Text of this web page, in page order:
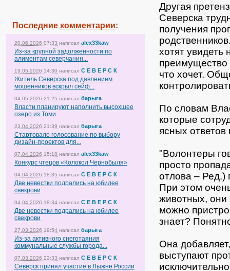
Последние комментарии:
20.06.2026 07:33 написал alex33kaw
Из-за крупной задолженности по
алиментам северчанин...
19.05.2026 14:30 написал С Е В Е Р С К
Житель Северска под давлением
мошенников вскрыл сейф...
04.05.2026 21:25 написал барыга
Власти планируют наполнить высохшее
озеро из Томи
23.04.2026 21:39 написал барыга
Стартовало голосование по выбору
дизайн-проектов для...
07.04.2026 15:18 написал alex33kaw
Конкурс чтецов «Колокол Чернобыля»
04.04.2026 18:35 написал С Е В Е Р С К
Две невестки подрались на юбилее
свекрови
04.04.2026 18:34 написал С Е В Е Р С К
Две невестки подрались на юбилее
свекрови
27.03.2026 19:54 написал барыга
Из-за активного снеготаяния
коммунальные службы города...
07.03.2026 22:33 написал С Е В Е Р С К
Северск принял участие в Лыжне России
Другая
Северска
получения
хотят увидеть
преимущество
что хочет.
По словам
которые
ясных
"Волонтеры
просто
отлова – Ред.)
При этом
животных, они
можно
знает?
Она
выступают